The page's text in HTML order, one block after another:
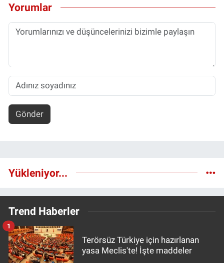
Yorumlar
Gönder
Yükleniyor...
Trend Haberler
Terörsüz Türkiye için hazırlanan
yasa Meclis'te! İşte maddeler
1